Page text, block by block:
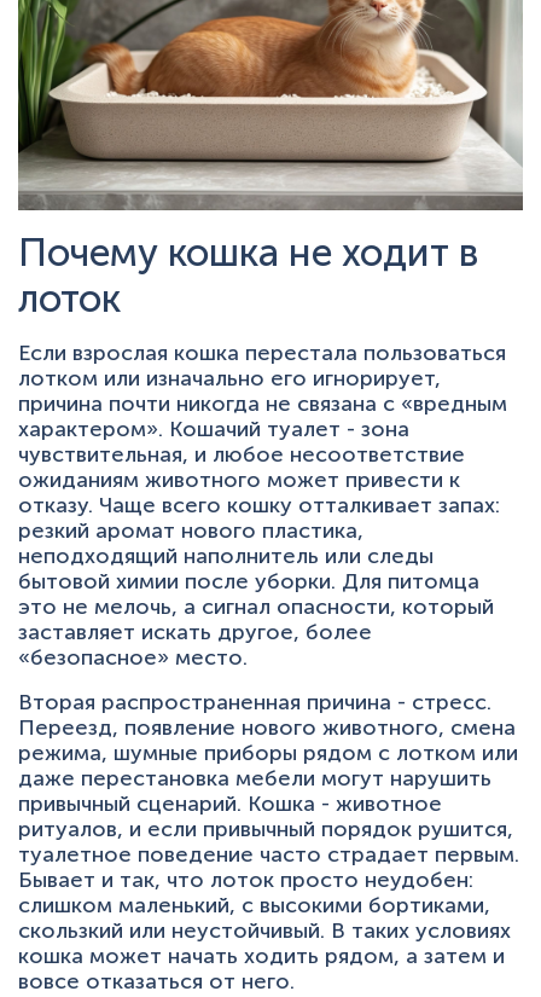
Почему кошка не ходит в
лоток
Если взрослая кошка перестала пользоваться
лотком или изначально его игнорирует,
причина почти никогда не связана с «вредным
характером». Кошачий туалет - зона
чувствительная, и любое несоответствие
ожиданиям животного может привести к
отказу. Чаще всего кошку отталкивает запах:
резкий аромат нового пластика,
неподходящий наполнитель или следы
бытовой химии после уборки. Для питомца
это не мелочь, а сигнал опасности, который
заставляет искать другое, более
«безопасное» место.
Вторая распространенная причина - стресс.
Переезд, появление нового животного, смена
режима, шумные приборы рядом с лотком или
даже перестановка мебели могут нарушить
привычный сценарий. Кошка - животное
ритуалов, и если привычный порядок рушится,
туалетное поведение часто страдает первым.
Бывает и так, что лоток просто неудобен:
слишком маленький, с высокими бортиками,
скользкий или неустойчивый. В таких условиях
кошка может начать ходить рядом, а затем и
вовсе отказаться от него.